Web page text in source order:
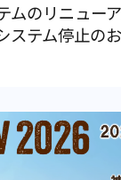
ムのリニュー
ステム停止の